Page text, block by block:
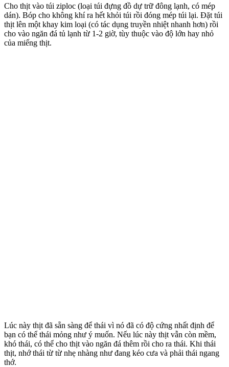
Cho thịt vào túi ziploc (loại túi đựng đồ dự trữ đông lạnh, có mép
dán). Bóp cho không khí ra hết khỏi túi rồi đóng mép túi lại. Đặt túi
thịt lên một khay kim loại (có tác dụng truyền nhiệt nhanh hơn) rồi
cho vào ngăn đá tủ lạnh từ 1-2 giờ, tùy thuộc vào độ lớn hay nhỏ
của miếng thịt.
Lúc này thịt đã sẵn sàng để thái vì nó đã có độ cứng nhất định để
bạn có thể thái mỏng như ý muốn. Nếu lúc này thịt vẫn còn mềm,
khó thái, có thể cho thịt vào ngăn đá thêm rồi cho ra thái. Khi thái
thịt, nhớ thái từ từ nhẹ nhàng như đang kéo cưa và phải thái ngang
thớ.